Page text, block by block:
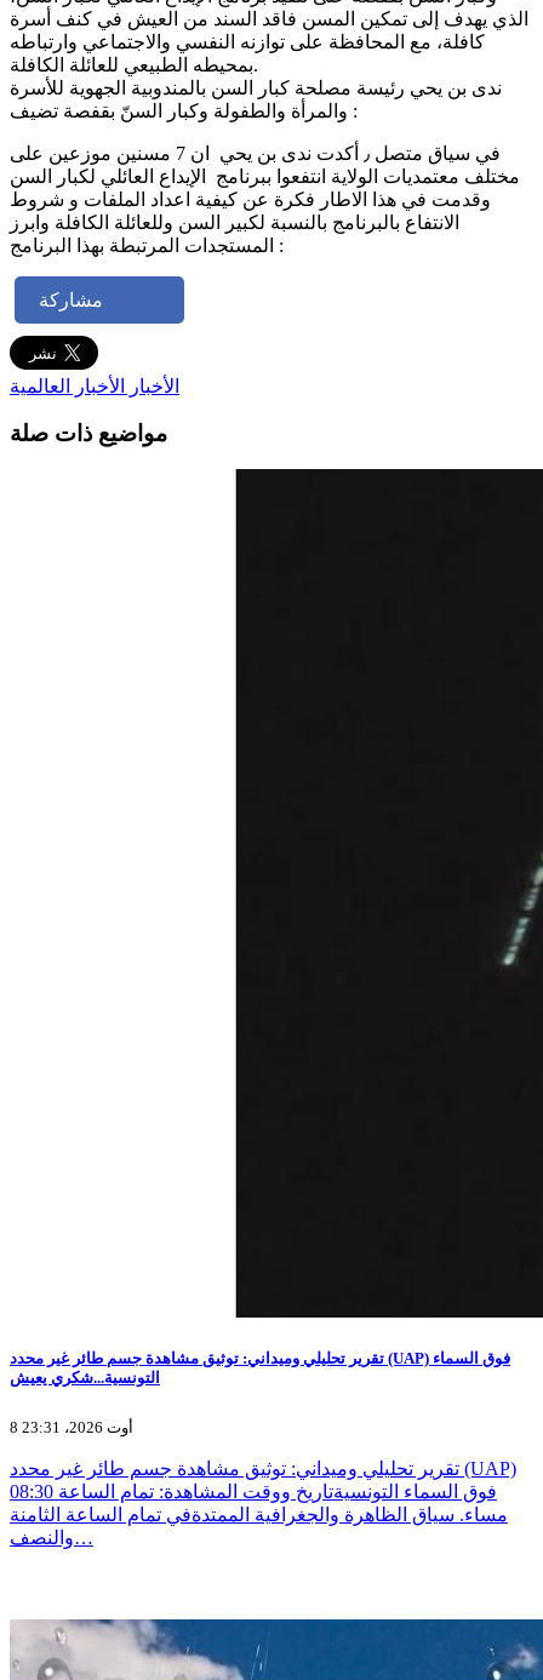
الذي يهدف إلى تمكين المسن فاقد السند من العيش في كنف أسرة
كافلة، مع المحافظة على توازنه النفسي والاجتماعي وارتباطه
بمحيطه الطبيعي للعائلة الكافلة.
ندى بن يحي رئيسة مصلحة كبار السن بالمندوبية الجهوية للأسرة
والمرأة والطفولة وكبار السنّ بقفصة تضيف :
في سياق متصل ٫ أكدت ندى بن يحي ان 7 مسنين موزعين على
مختلف معتمديات الولاية انتفعوا ببرنامج الإيداع العائلي لكبار السن
وقدمت في هذا الاطار فكرة عن كيفية اعداد الملفات و شروط
الانتفاع بالبرنامج بالنسبة لكبير السن وللعائلة الكافلة وابرز
المستجدات المرتبطة بهذا البرنامج :
مشاركة
الأخبار الأخبار العالمية
مواضيع ذات صلة
تقرير تحليلي وميداني: توثيق مشاهدة جسم طائر غير محدد (UAP) فوق السماء
التونسية...شكري يعيش
8 أوت 2026، 23:31
تقرير تحليلي وميداني: توثيق مشاهدة جسم طائر غير محدد (UAP)
فوق السماء التونسيةتاريخ ووقت المشاهدة: تمام الساعة 08:30
مساء. سياق الظاهرة والجغرافية الممتدةفي تمام الساعة الثامنة
والنصف…